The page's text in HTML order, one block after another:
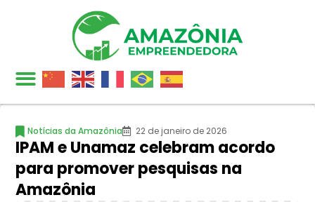
Notícias da Amazônia 22 de janeiro de 2026
IPAM e Unamaz celebram acordo
para promover pesquisas na
Amazônia